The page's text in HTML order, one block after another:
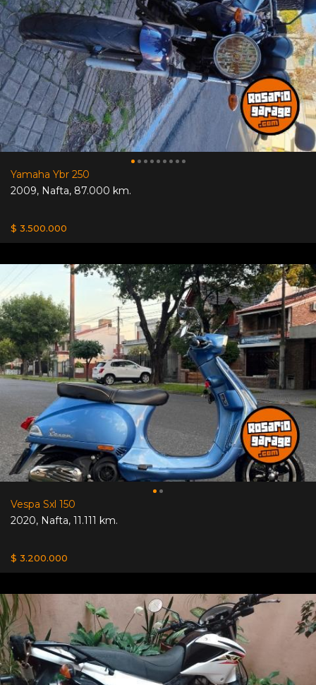
Yamaha Ybr 250
2009, Nafta, 87.000 km.
$ 3.500.000
Vespa Sxl 150
2020, Nafta, 11.111 km.
$ 3.200.000